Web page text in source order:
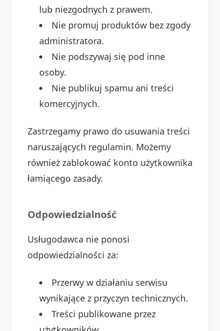
lub niezgodnych z prawem.
Nie promuj produktów bez zgody
administratora.
Nie podszywaj się pod inne
osoby.
Nie publikuj spamu ani treści
komercyjnych.
Zastrzegamy prawo do usuwania treści
naruszających regulamin. Możemy
również zablokować konto użytkownika
łamiącego zasady.
Odpowiedzialność
Usługodawca nie ponosi
odpowiedzialności za:
Przerwy w działaniu serwisu
wynikające z przyczyn technicznych.
Treści publikowane przez